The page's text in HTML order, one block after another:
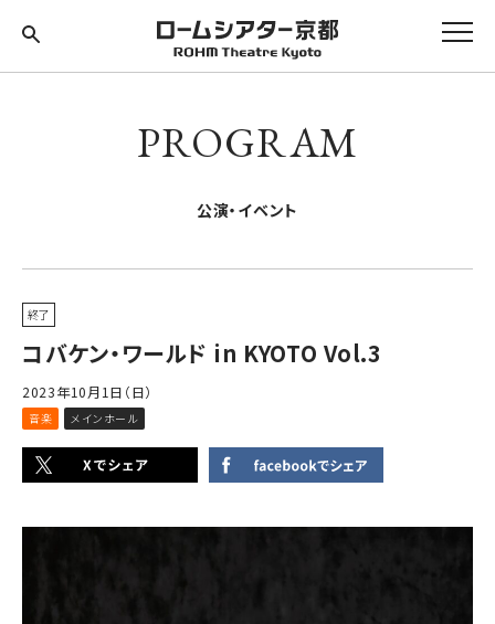
PROGRAM
公演・イベント
終了
コバケン・ワールド in KYOTO Vol.3
2023年10月1日（日）
音楽 メインホール